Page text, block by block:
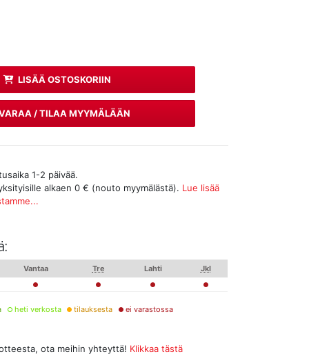
LISÄÄ OSTOSKORIIN
/ TILAA MYYMÄLÄÄN
1-2 päivää.
alkaen 0 € (nouto myymälästä). Lue lisää
Vantaa Tre Lahti Jkl
heti verkosta tilauksesta ei varastossa
ota meihin yhteyttä! Klikkaa tästä